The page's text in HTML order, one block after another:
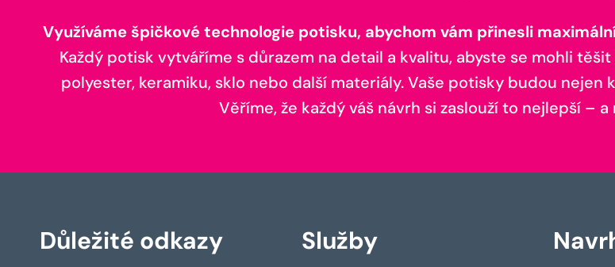
Využíváme špičkové technologie potisku, abychom vám přinesli
Každý potisk vytváříme s důrazem na detail a kvalitu, abyste se mohli
polyester, keramiku, sklo nebo další materiály. Vaše potisky budou nejen
Věříme, že každý váš návrh si zaslouží to nejlepší –
Důležité odkazy Služby